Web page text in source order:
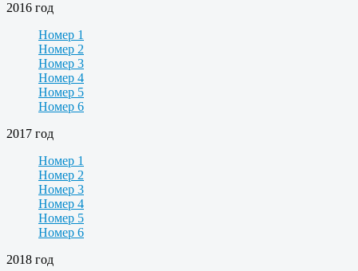
2016 год
Номер 1
Номер 2
Номер 3
Номер 4
Номер 5
Номер 6
2017 год
Номер 1
Номер 2
Номер 3
Номер 4
Номер 5
Номер 6
2018 год